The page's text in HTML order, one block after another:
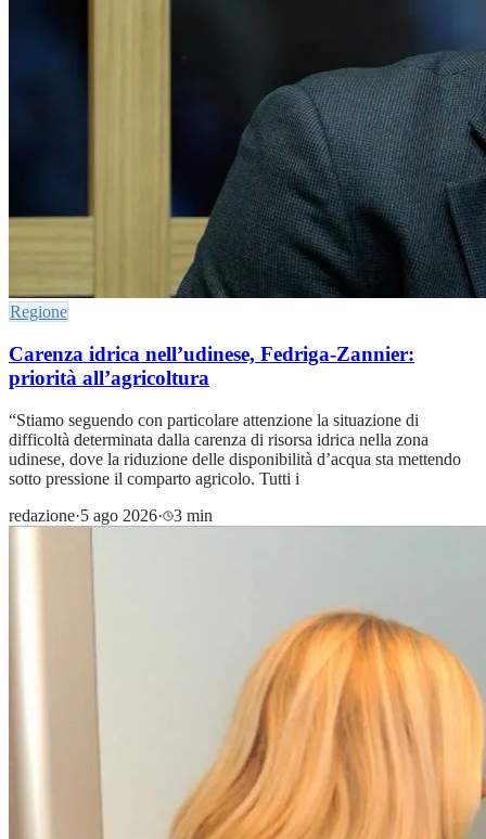
Regione
Carenza idrica nell’udinese, Fedriga-Zannier:
priorità all’agricoltura
“Stiamo seguendo con particolare attenzione la situazione di
difficoltà determinata dalla carenza di risorsa idrica nella zona
udinese, dove la riduzione delle disponibilità d’acqua sta mettendo
sotto pressione il comparto agricolo. Tutti i
redazione·5 ago 2026· 3 min